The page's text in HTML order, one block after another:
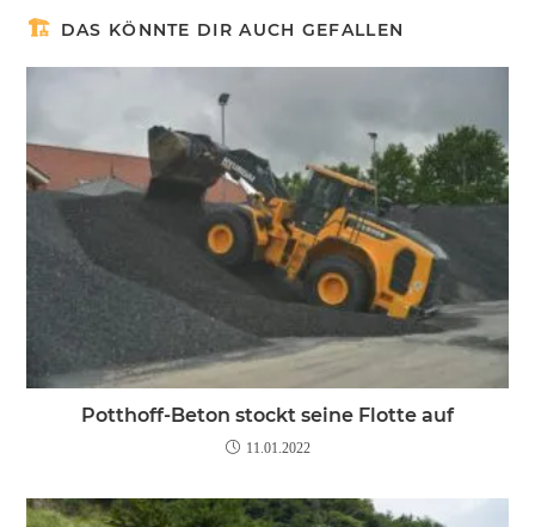
DAS KÖNNTE DIR AUCH GEFALLEN
Potthoff-Beton stockt seine Flotte auf
11.01.2022